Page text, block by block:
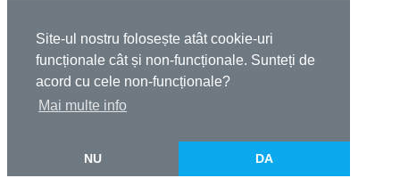
Site-ul nostru folosește atât cookie-uri
funcționale cât și non-funcționale. Sunteți de
acord cu cele non-funcționale?
Mai multe info
NU DA